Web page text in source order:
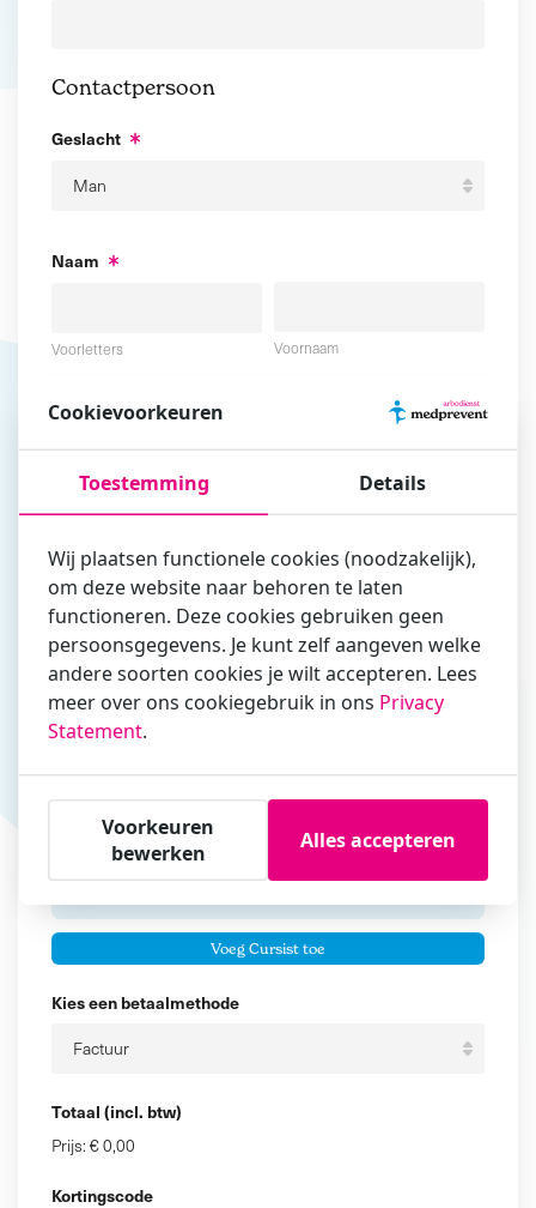
Contactpersoon
Geslacht
Naam
Voorletters Voornaam
Tussenvoegsel Achternaam
E-mailadres
zakelijk/administratief correspondeert
Is de contactpersoon ook een cursist?
Ja
Nee
Cursisten
Voeg cursisten toe
Tussenvoegsel
Voeg Cursist toe
Kies een betaalmethode
Totaal (incl. btw)
Prijs: € 0,00
Kortingscode
Cookievoorkeuren
Toestemming Details
Wij plaatsen functionele cookies (noodzakelijk),
om deze website naar behoren te laten
functioneren. Deze cookies gebruiken geen
persoonsgegevens. Je kunt zelf aangeven welke
andere soorten cookies je wilt accepteren. Lees
meer over ons cookiegebruik in ons Privacy
Statement.
Voorkeuren
bewerken
Alles accepteren